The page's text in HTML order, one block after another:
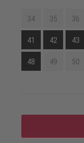
34 35 36
41 42 43
48 49 50